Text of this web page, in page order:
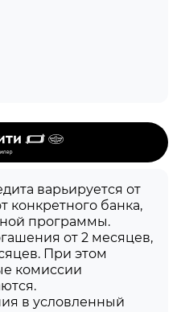
варьируется от
конкретного банка,
программы.
от 2 месяцев,
При этом
комиссии
в условленный